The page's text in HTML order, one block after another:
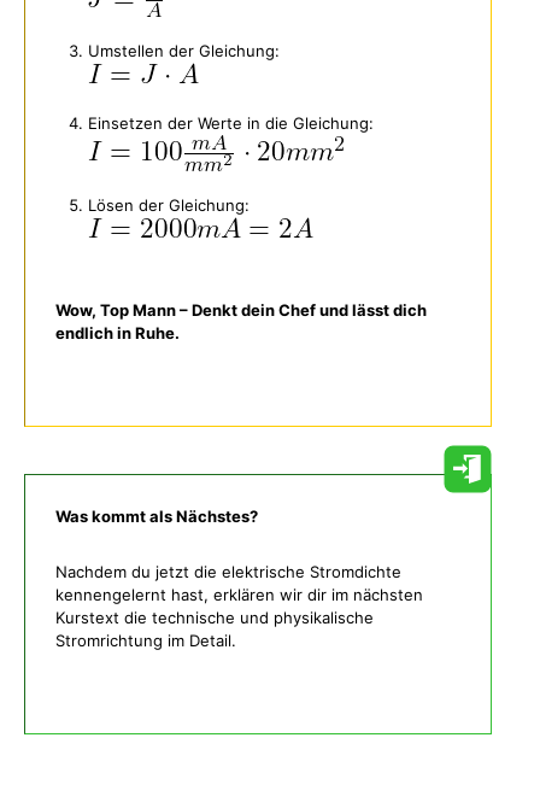
Umstellen der Gleichung:
Einsetzen der Werte in die Gleichung:
Lösen der Gleichung:
Wow, Top Mann – Denkt dein Chef und lässt dich
endlich in Ruhe.
Was kommt als Nächstes?
Nachdem du jetzt die elektrische Stromdichte
kennengelernt hast, erklären wir dir im nächsten
Kurstext die technische und physikalische
Stromrichtung im Detail.